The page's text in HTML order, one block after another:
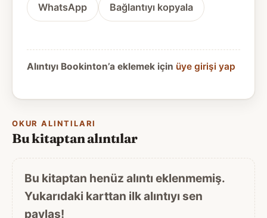
WhatsApp Bağlantıyı kopyala
Alıntıyı Bookinton’a eklemek için üye girişi yap
OKUR ALINTILARI
Bu kitaptan alıntılar
Bu kitaptan henüz alıntı eklenmemiş.
Yukarıdaki karttan ilk alıntıyı sen
paylaş!